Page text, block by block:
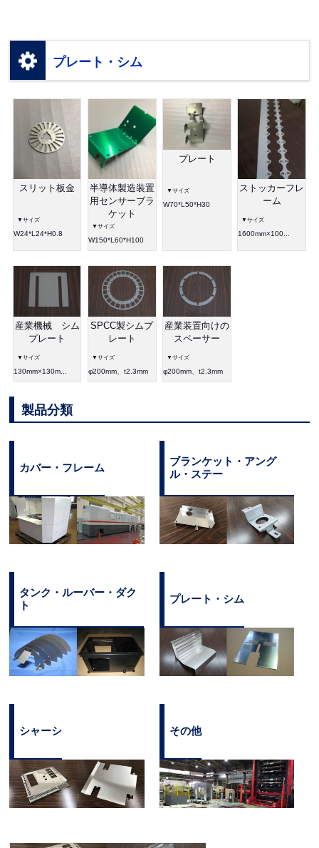
プレート・シム
スリット板金
▼サイズ
W24*L24*H0.8
半導体製造装置
用センサーブラ
ケット
▼サイズ
W150*L60*H100
プレート
▼サイズ
W70*L50*H30
ストッカーフレ
ーム
▼サイズ
1600mm×100...
産業機械 シム
プレート
▼サイズ
130mm×130m...
SPCC製シムプ
レート
▼サイズ
φ200mm、t2.3mm
産業装置向けの
スペーサー
▼サイズ
φ200mm、t2.3mm
製品分類
カバー・フレーム
ブランケット・アング
ル・ステー
タンク・ルーバー・ダク
ト
プレート・シム
シャーシ その他